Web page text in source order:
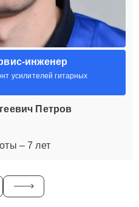
инженер
усилителей гитарных
Петров
– 7 лет